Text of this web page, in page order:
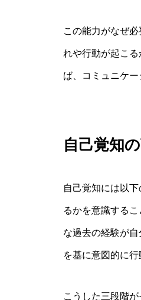
この能力がなぜ
れや行動が起こ
ば、コミュニケー
自己覚知
自己覚知には以
るかを意識する
な過去の経験が
を基に意図的に行
こうした三段階